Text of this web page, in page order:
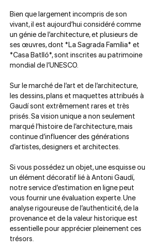
Bien que largement incompris de son
vivant, il est aujourd’hui considéré comme
un génie de l’architecture, et plusieurs de
ses œuvres, dont *La Sagrada Família* et
*Casa Batlló*, sont inscrites au patrimoine
mondial de l’UNESCO.
Sur le marché de l’art et de l’architecture,
les dessins, plans et maquettes attribués à
Gaudí sont extrêmement rares et très
prisés. Sa vision unique a non seulement
marqué l’histoire de l’architecture, mais
continue d’influencer des générations
d’artistes, designers et architectes.
Si vous possédez un objet, une esquisse ou
un élément décoratif lié à Antoni Gaudí,
notre service d’estimation en ligne peut
vous fournir une évaluation experte. Une
analyse rigoureuse de l’authenticité, de la
provenance et de la valeur historique est
essentielle pour apprécier pleinement ces
trésors.